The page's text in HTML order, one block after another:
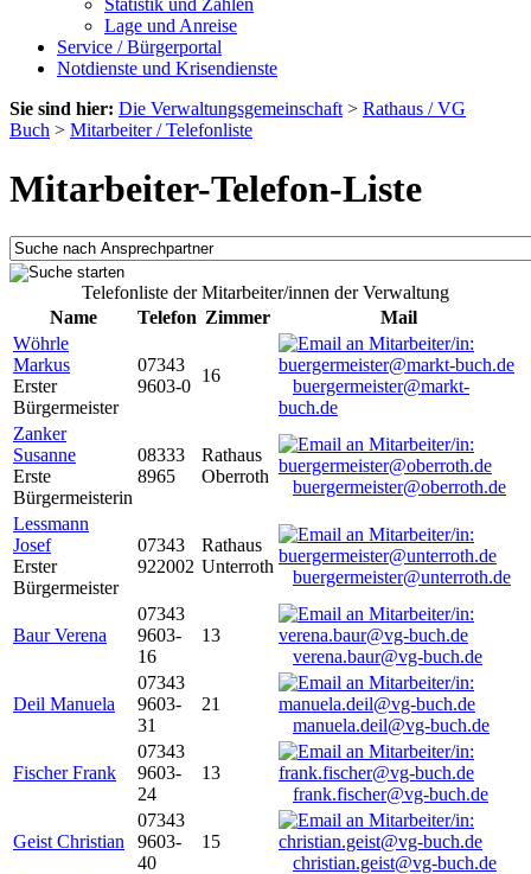
Statistik und Zahlen
Lage und Anreise
Service / Bürgerportal
Notdienste und Krisendienste
Sie sind hier: Die Verwaltungsgemeinschaft > Rathaus / VG
Buch > Mitarbeiter / Telefonliste
Mitarbeiter-Telefon-Liste
Telefonliste der Mitarbeiter/innen der Verwaltung
Name
Telefon Zimmer
Mail
Wöhrle
Markus
Erster
Bürgermeister
07343
9603-0
16
buergermeister@markt-
buch.de
Zanker
Susanne
Erste
Bürgermeisterin
08333
8965
Rathaus
Oberroth
buergermeister@oberroth.de
Lessmann
Josef
Erster
Bürgermeister
07343
922002
Rathaus
Unterroth
buergermeister@unterroth.de
Baur Verena
07343
9603-
16
13
verena.baur@vg-buch.de
Deil Manuela
07343
9603-
31
21
manuela.deil@vg-buch.de
Fischer Frank
07343
9603-
24
13
frank.fischer@vg-buch.de
Geist Christian
07343
9603-
40
15
christian.geist@vg-buch.de